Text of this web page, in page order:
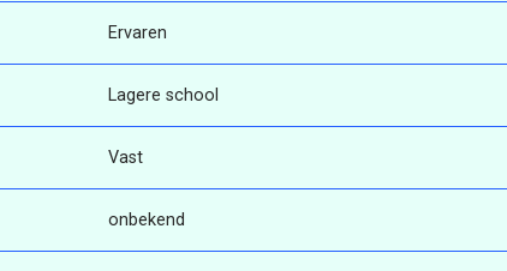
Ervaren
Lagere school
Vast
onbekend